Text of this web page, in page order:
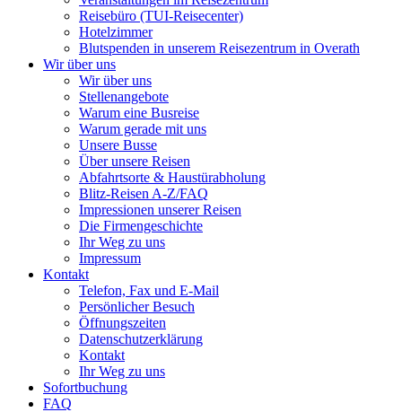
Reisebüro (TUI-Reisecenter)
Hotelzimmer
Blutspenden in unserem Reisezentrum in Overath
Wir über uns
Wir über uns
Stellenangebote
Warum eine Busreise
Warum gerade mit uns
Unsere Busse
Über unsere Reisen
Abfahrtsorte & Haustürabholung
Blitz-Reisen A-Z/FAQ
Impressionen unserer Reisen
Die Firmengeschichte
Ihr Weg zu uns
Impressum
Kontakt
Telefon, Fax und E-Mail
Persönlicher Besuch
Öffnungszeiten
Datenschutzerklärung
Kontakt
Ihr Weg zu uns
Sofortbuchung
FAQ